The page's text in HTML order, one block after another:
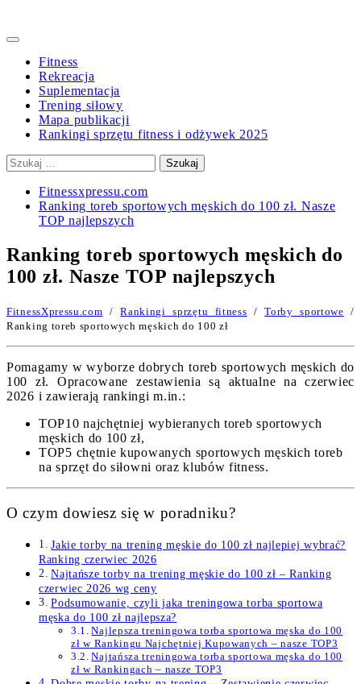
Primary
Fitness
Rekreacja
Suplementacja
Trening siłowy
Mapa publikacji
Rankingi sprzętu fitness i odżywek 2025
Szukaj:
Fitnessxpressu.com
Ranking toreb sportowych męskich do 100 zł. Nasze
TOP najlepszych
Ranking toreb sportowych męskich do
100 zł. Nasze TOP najlepszych
FitnessXpressu.com /Rankingi sprzętu fitness /Torby sportowe /
Ranking toreb sportowych męskich do 100 zł
Pomagamy w wyborze dobrych toreb sportowych męskich do
100 zł. Opracowane zestawienia są aktualne na czerwiec
2026 i zawierają rankingi m.in.:
TOP10 najchętniej wybieranych toreb sportowych
męskich do 100 zł,
TOP5 chętnie kupowanych sportowych męskich toreb
na sprzęt do siłowni oraz klubów fitness.
O czym dowiesz się w poradniku?
Jakie torby na trening męskie do 100 zł najlepiej wybrać?
Ranking czerwiec 2026
Najtańsze torby na trening męskie do 100 zł – Ranking
czerwiec 2026 wg ceny
Podsumowanie, czyli jaka treningowa torba sportowa
męska do 100 zł najlepsza?
Najlepsza treningowa torba sportowa męska do 100
zł w Rankingu Najchętniej Kupowanych – nasze TOP3
Najtańsza treningowa torba sportowa męska do 100
zł w Rankingach – nasze TOP3